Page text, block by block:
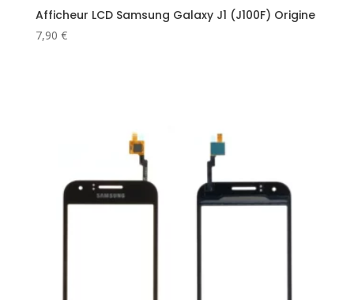
Afficheur LCD Samsung Galaxy J1 (J100F) Origine
7,90 €